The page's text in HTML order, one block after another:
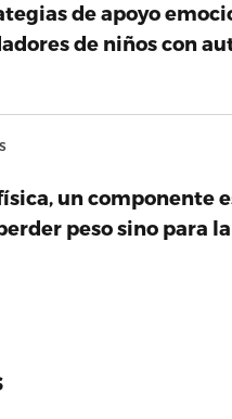
de apoyo
de niños con
un componente
peso sino para